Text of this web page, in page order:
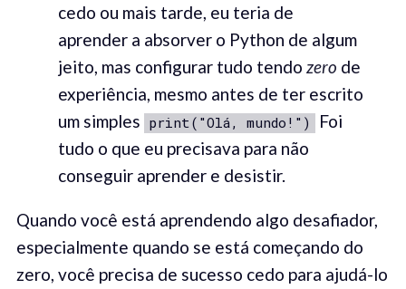
cedo ou mais tarde, eu teria de
aprender a absorver o Python de algum
jeito, mas configurar tudo tendo zero de
experiência, mesmo antes de ter escrito
um simples print("Olá, mundo!")
Foi
tudo o que eu precisava para não
conseguir aprender e desistir.
Quando você está aprendendo algo desafiador,
especialmente quando se está começando do
zero, você precisa de sucesso cedo para ajudá-lo